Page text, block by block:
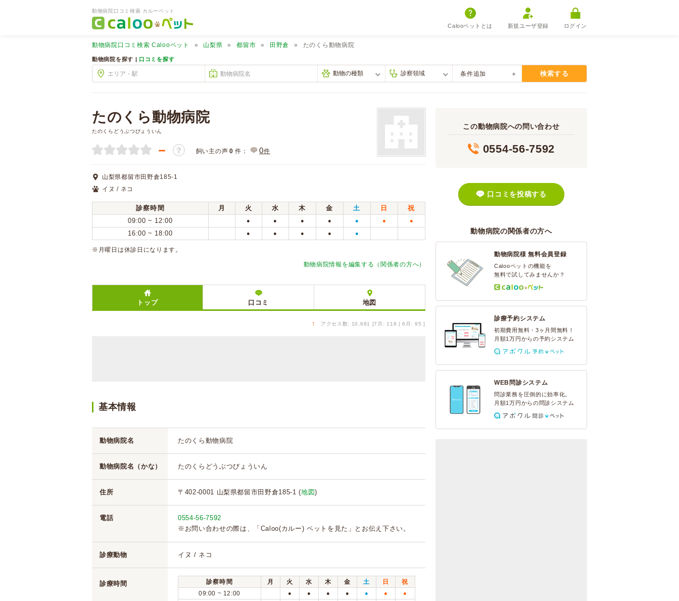
動物病院口コミ検索 カルーペット
Calooペットとは 新規ユーザ登録 ログイン
動物病院口コミ検索 Calooペット 山梨県 都留市 田野倉 たのくら動物病院
動物病院を探す | 口コミを探す
条件追加 検索する
たのくら動物病院
たのくらどうぶつびょういん
－ ？ 飼い主の声 0 件： 0件
山梨県都留市田野倉185-1
イヌ / ネコ
診察時間 月 火 水 木 金 土 日
祝
09:00 ~ 12:00
● ● ● ● ● ● ●
16:00 ~ 18:00 ● ● ● ● ●
※月曜日は休診日になります。
動物病院情報を編集する（関係者の方へ）
トップ 口コミ 地図
↑ アクセス数: 10,681 [7月: 118 | 6月: 95 ]
基本情報
動物病院名 たのくら動物病院
動物病院名（かな） たのくらどうぶつびょういん
住所 〒402-0001 山梨県都留市田野倉185-1 (地図)
電話
0554-56-7592
※お問い合わせの際は、「Caloo(カルー) ペットを見た」とお伝え下さい。
診療動物 イヌ / ネコ
診療時間 診察時間 月 火 水 木 金 土 日
祝
09:00 ~ 12:00
● ● ● ● ● ● ●
この動物病院への問い合わせ
0554-56-7592
口コミを投稿する
動物病院の関係者の方へ
動物病院様 無料会員登録
Calooペットの機能を
無料で試してみませんか？
診療予約システム
初期費用無料・3ヶ月間無料！
月額1万円からの予約システム
WEB問診システム
問診業務を圧倒的に効率化。
月額1万円からの問診システム